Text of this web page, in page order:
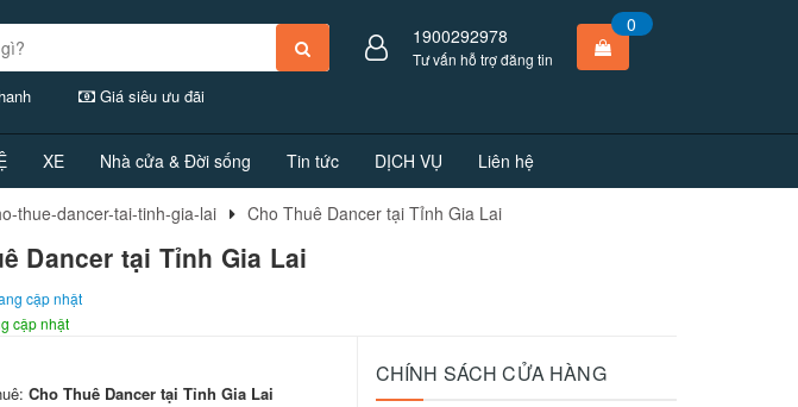
Giá siêu ưu đãi
1900292978
Tư vấn hỗ trợ đăng tin
0
XE Nhà cửa & Đời sống Tin tức DỊCH VỤ Liên hệ
thue-dancer-tai-tinh-gia-lai Cho Thuê Dancer tại Tỉnh Gia Lai
Dancer tại Tỉnh Gia Lai
cập nhật
cập nhật
Cho Thuê Dancer tại Tỉnh Gia Lai
CHÍNH SÁCH CỬA HÀNG